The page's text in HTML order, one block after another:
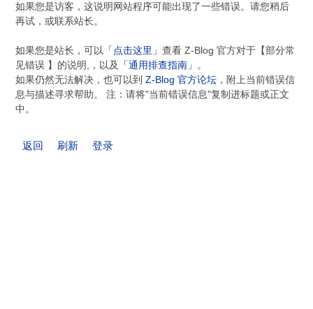
如果您是访客，这说明网站程序可能出现了一些错误。请您稍后
再试，或联系站长。
如果您是站长，可以 「点击这里」查看 Z-Blog 官方对于【部分常
见错误 】的说明,，以及
「通用排查指南」 。
如果仍然无法解决，也可以到Z-Blog 官方论坛 ，附上当前错误信
息与描述寻求帮助。 注：请将"当前错误信息"复制进标题或正文
中。
返回 刷新 登录